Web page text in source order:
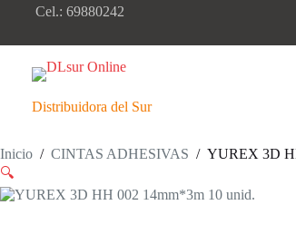
Cel.: 69880242
Distribuidora del Sur
Inicio / CINTAS ADHESIVAS / YUREX 3D
🔍